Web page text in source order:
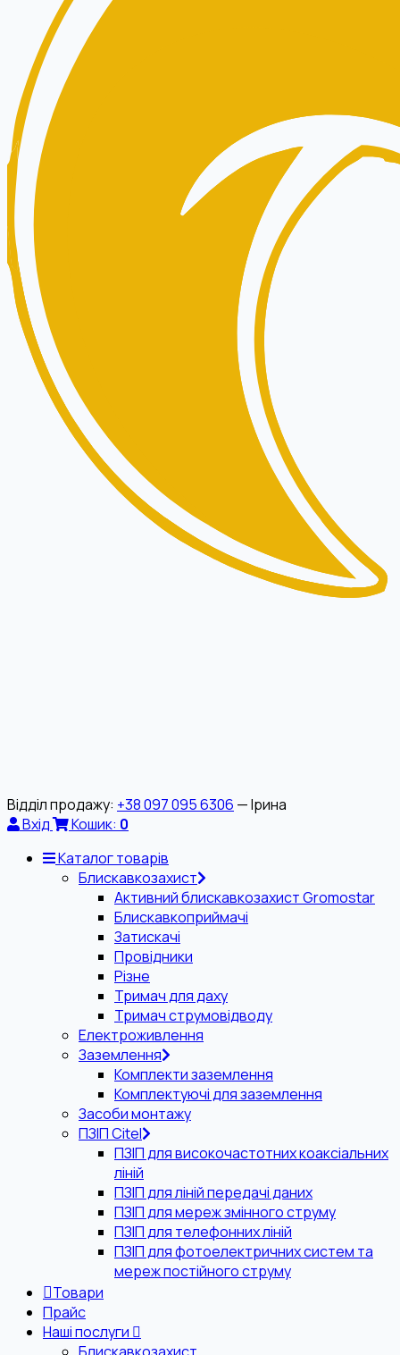
Відділ продажу: +38 097 095 6306 — Ірина
Вхід
Кошик: 0
Каталог товарів
Блискавкозахист
Активний блискавкозахист Gromostar
Блискавкоприймачі
Затискачі
Провідники
Різне
Тримач для даху
Тримач струмовідводу
Електроживлення
Заземлення
Комплекти заземлення
Комплектуючі для заземлення
Засоби монтажу
ПЗІП Citel
ПЗІП для високочастотних коаксіальних
ліній
ПЗІП для ліній передачі даних
ПЗІП для мереж змінного струму
ПЗІП для телефонних ліній
ПЗІП для фотоелектричних систем та
мереж постійного струму
Товари
Прайс
Наші послуги